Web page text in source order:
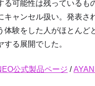
る可能性は残っているも
キャンセル扱い。発表さ
体験をした人がほとんど
る展開でした。
公式製品ページ /